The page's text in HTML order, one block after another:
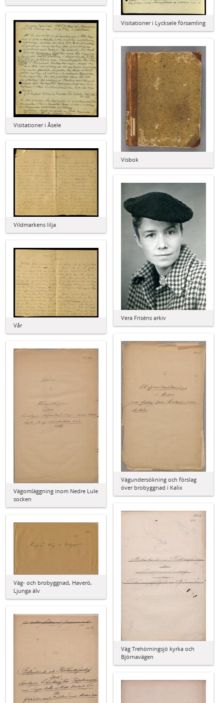
Visitationer i Lycksele församling
Visitationer i Åsele
Visbok
Vildmarkens lilja
Vera Friséns arkiv
Vår
Vägundersökning och förslag
över brobyggnad i Kalix
Vägomläggning inom Nedre Lule
socken
Väg Trehörningsjö kyrka och
Björnavägen
Väg- och brobyggnad, Haverö,
Ljunga älv